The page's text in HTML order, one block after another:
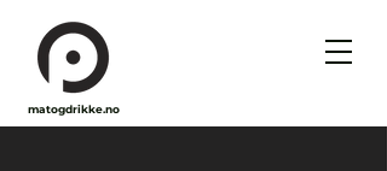
matogdrikke.no